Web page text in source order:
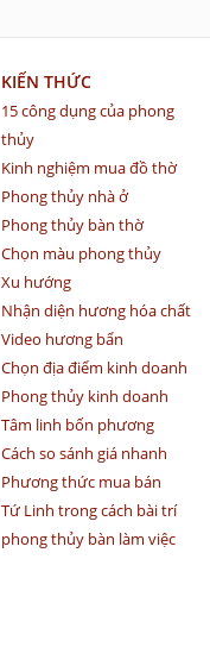
KIẾN THỨC
15 công dụng của phong
thủy
Kinh nghiệm mua đồ thờ
Phong thủy nhà ở
Phong thủy bàn thờ
Chọn màu phong thủy
Xu hướng
Nhận diện hương hóa chất
Video hương bẩn
Chọn địa điểm kinh doanh
Phong thủy kinh doanh
Tâm linh bốn phương
Cách so sánh giá nhanh
Phương thức mua bán
Tứ Linh trong cách bài trí
phong thủy bàn làm việc